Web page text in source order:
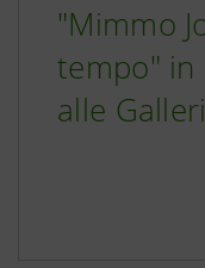
"Mimmo
tempo" in
alle